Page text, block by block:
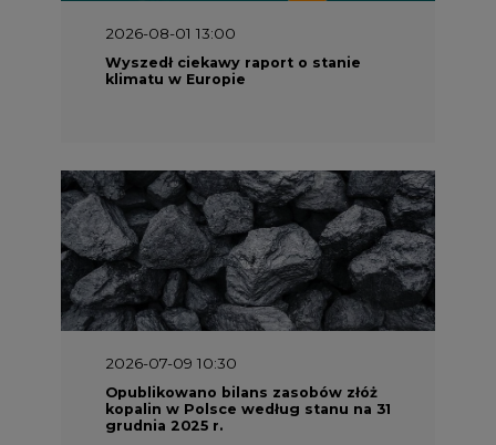
2026-07-09 10:30
Opublikowano bilans zasobów złóż
kopalin w Polsce według stanu na 31
grudnia 2025 r.